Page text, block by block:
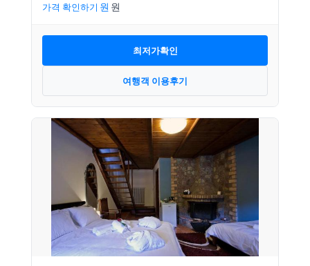
가격 확인하기
최저가확인
여행객 이용후기